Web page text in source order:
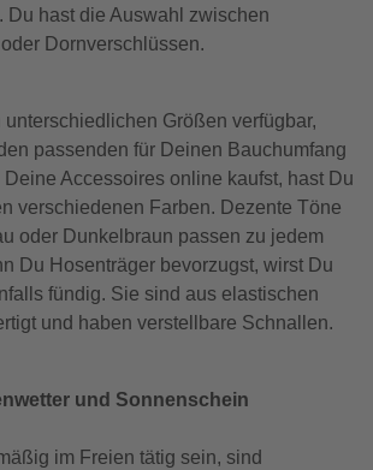
Du hast die Auswahl zwischen
Dornverschlüssen.
unterschiedlichen Größen verfügbar,
passenden für Deinen Bauchumfang
Accessoires online kaufst, hast Du
verschiedenen Farben. Dezente Töne
oder Dunkelbraun passen zu jedem
Du Hosenträger bevorzugst, wirst Du
fündig. Sie sind aus elastischen
und haben verstellbare Schnallen.
und Sonnenschein
im Freien tätig sein, sind